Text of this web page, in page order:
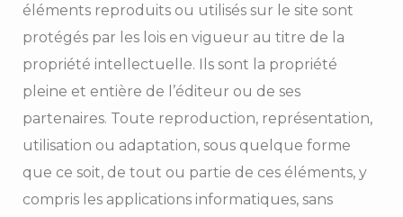
éléments reproduits ou utilisés sur le site sont
protégés par les lois en vigueur au titre de la
propriété intellectuelle. Ils sont la propriété
pleine et entière de l’éditeur ou de ses
partenaires. Toute reproduction, représentation,
utilisation ou adaptation, sous quelque forme
que ce soit, de tout ou partie de ces éléments, y
compris les applications informatiques, sans